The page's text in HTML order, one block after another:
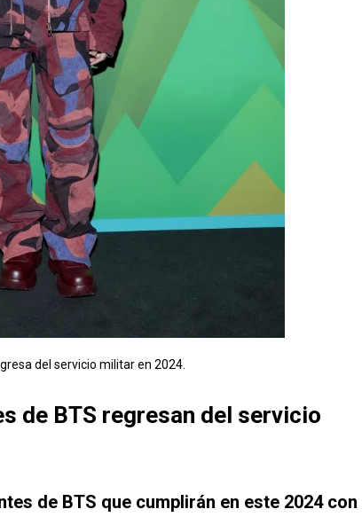
del servicio militar en 2024.
de BTS regresan del servicio
de BTS que cumplirán en este 2024 con